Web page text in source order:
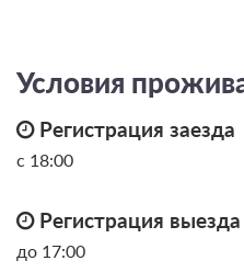
Условия
Регистрация заезда
с 18:00
Регистрация выезда
до 17:00